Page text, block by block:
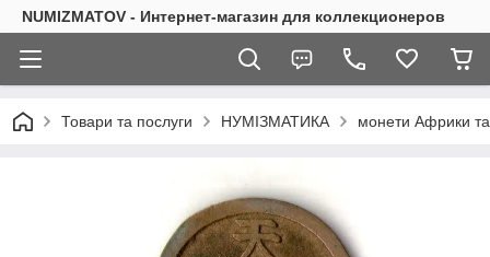
NUMIZMATOV - Интернет-магазин для коллекционеров
Товари та послуги НУМІЗМАТИКА монети Африки та